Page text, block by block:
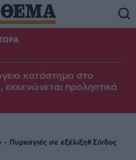
κατάστημα στο
προληπτικά
Πυρκαγιές σε εξέλιξη Σίνδος